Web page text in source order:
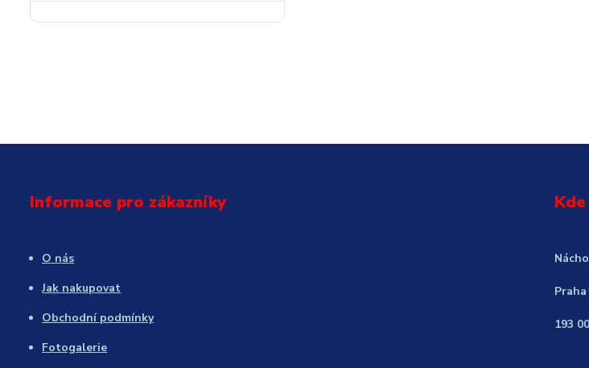
Informace pro zákazníky
O nás
Jak nakupovat
Obchodní podmínky
Fotogalerie
193 00